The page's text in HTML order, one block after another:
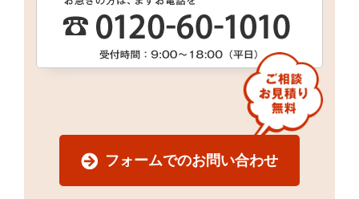
フォームでのお問い合わせ